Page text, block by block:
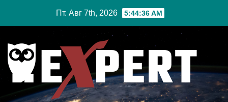
Пт. Авг 7th, 2026 5:44:37 AM